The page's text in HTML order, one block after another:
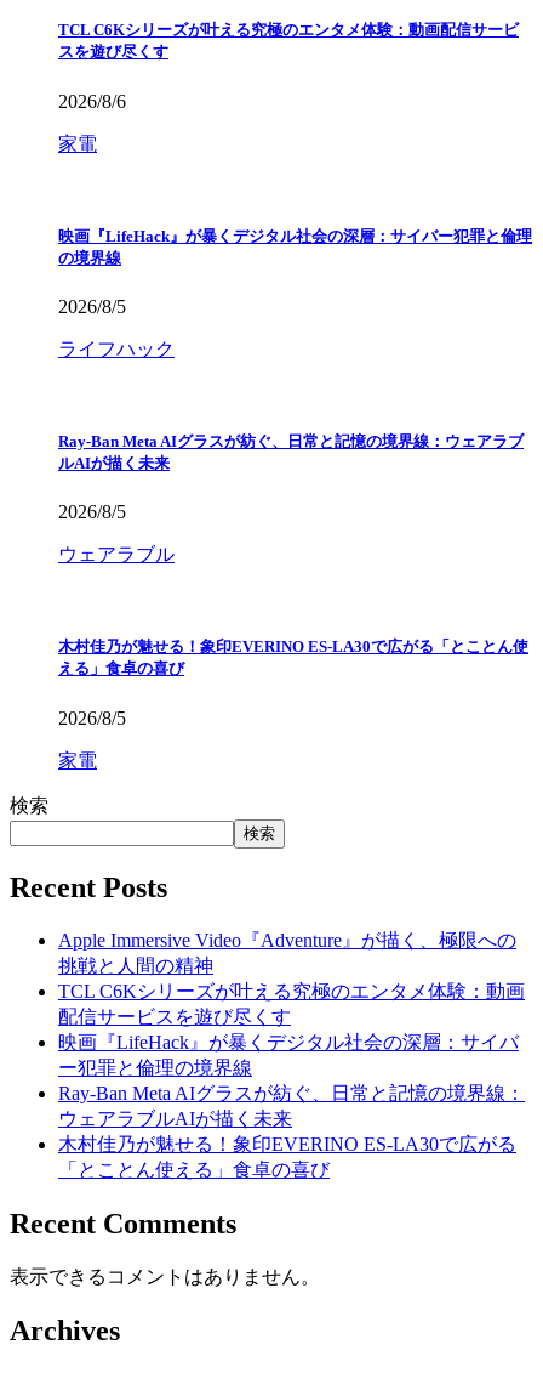
TCL C6Kシリーズが叶える究極のエンタメ体験：動画配信サービ
スを遊び尽くす
2026/8/6
家電
映画『LifeHack』が暴くデジタル社会の深層：サイバー犯罪と倫理
の境界線
2026/8/5
ライフハック
Ray-Ban Meta AIグラスが紡ぐ、日常と記憶の境界線：ウェアラブ
ルAIが描く未来
2026/8/5
ウェアラブル
木村佳乃が魅せる！象印EVERINO ES-LA30で広がる「とことん使
える」食卓の喜び
2026/8/5
家電
検索
検索
Recent Posts
Apple Immersive Video『Adventure』が描く、極限への
挑戦と人間の精神
TCL C6Kシリーズが叶える究極のエンタメ体験：動画
配信サービスを遊び尽くす
映画『LifeHack』が暴くデジタル社会の深層：サイバ
ー犯罪と倫理の境界線
Ray-Ban Meta AIグラスが紡ぐ、日常と記憶の境界線：
ウェアラブルAIが描く未来
木村佳乃が魅せる！象印EVERINO ES-LA30で広がる
「とことん使える」食卓の喜び
Recent Comments
表示できるコメントはありません。
Archives